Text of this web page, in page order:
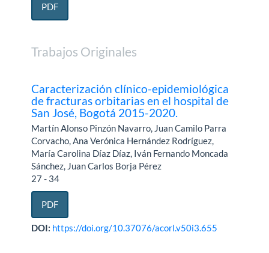
PDF
Trabajos Originales
Caracterización clínico-epidemiológica
de fracturas orbitarias en el hospital de
San José, Bogotá 2015-2020.
Martín Alonso Pinzón Navarro, Juan Camilo Parra
Corvacho, Ana Verónica Hernández Rodríguez,
María Carolina Díaz Díaz, Iván Fernando Moncada
Sánchez, Juan Carlos Borja Pérez
27 - 34
PDF
DOI: https://doi.org/10.37076/acorl.v50i3.655